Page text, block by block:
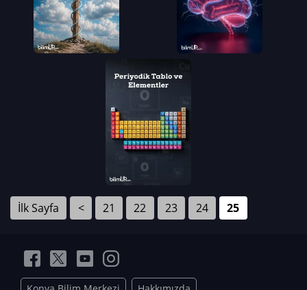
İlk Sayfa < 21 22 23 24 25